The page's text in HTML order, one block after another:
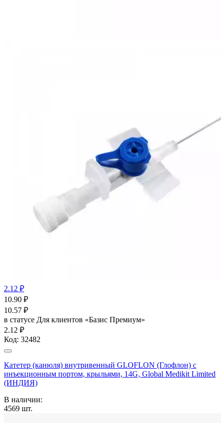
2.12 ₽
10.90 ₽
10.57 ₽
в статусе Для клиентов «Базис Премиум»
2.12 ₽
Код: 32482
Катетер (канюля) внутривенный GLOFLON (Глофлон) с
инъекционным портом, крыльями, 14G, Global Medikit Limited
(ИНДИЯ)
В наличии:
4569 шт.